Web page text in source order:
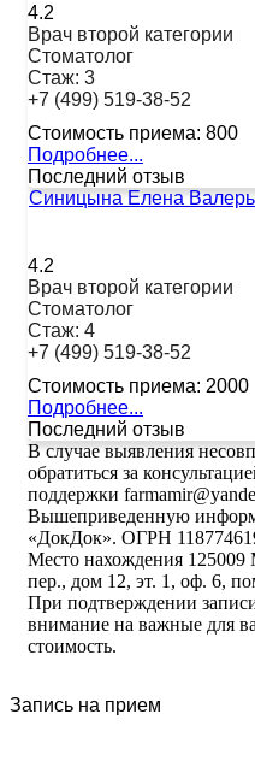
4.2
Врач второй категории
Стоматолог
Стаж: 3
+7 (499) 519-38-52
Стоимость приема: 800
Подробнее...
Последний отзыв
Синицына Елена
4.2
Врач второй категории
Стоматолог
Стаж: 4
+7 (499) 519-38-52
Стоимость приема: 2000
Подробнее...
Последний отзыв
В случае выявления
обратиться за
поддержки
Вышеприведенную
«ДокДок». ОГРН
Место нахождения
пер., дом 12, эт. 1, оф. 6,
При подтверждении
внимание на важные для
стоимость.
Запись на прием